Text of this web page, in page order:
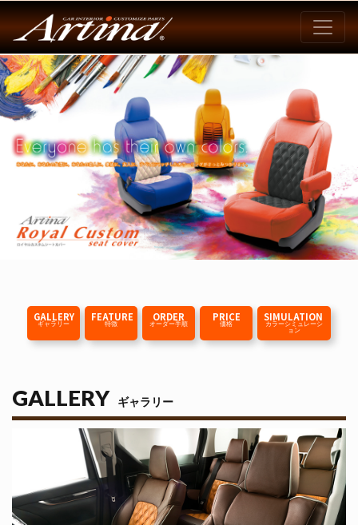
GALLERY
ギャラリー
FEATURE
特徴
ORDER
オーダー手順
PRICE
価格
SIMULATION
カラーシミュレーシ
ョン
GALLERY ギャラリー